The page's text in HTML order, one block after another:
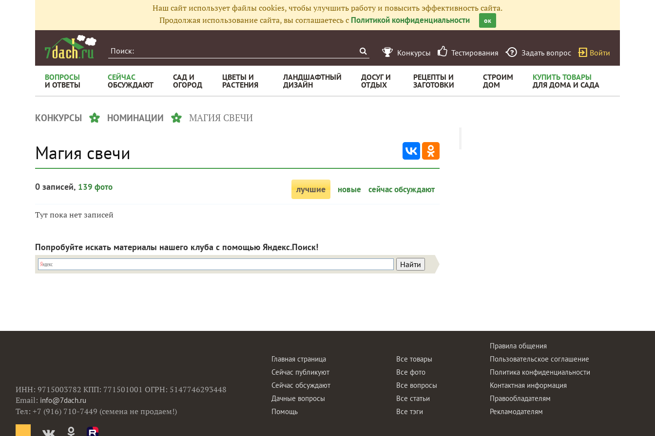
Наш сайт использует файлы cookies, чтобы улучшить работу и повысить эффективность сайта.
Продолжая использование сайта, вы соглашаетесь с Политикой конфиденциальности ок
Конкурсы Тестирования Задать вопрос Войти
ВОПРОСЫ
И ОТВЕТЫ
СЕЙЧАС
ОБСУЖДАЮТ
САД И
ОГОРОД
ЦВЕТЫ И
РАСТЕНИЯ
ЛАНДШАФТНЫЙ
ДИЗАЙН
ДОСУГ И
ОТДЫХ
РЕЦЕПТЫ И
ЗАГОТОВКИ
СТРОИМ
ДОМ
КУПИТЬ ТОВАРЫ
ДЛЯ ДОМА И САДА
КОНКУРСЫ НОМИНАЦИИ МАГИЯ СВЕЧИ
Магия свечи
0 записей, 139 фото лучшие новые сейчас обсуждают
Тут пока нет записей
Попробуйте искать материалы нашего клуба с помощью Яндекс.Поиск!
ИНН: 9715003782 КПП: 771501001 ОГРН: 5147746293448
Email: info@7dach.ru
Тел: +7 (916) 710-7449 (семена не продаем!)
Главная страница
Сейчас публикуют
Сейчас обсуждают
Дачные вопросы
Помощь
Все товары
Все фото
Все вопросы
Все статьи
Все тэги
Правила общения
Пользовательское соглашение
Политика конфиденциальности
Контактная информация
Правообладателям
Рекламодателям